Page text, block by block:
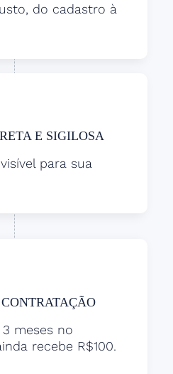
do cadastro à
E SIGILOSA
para sua
meses no
recebe R$100.